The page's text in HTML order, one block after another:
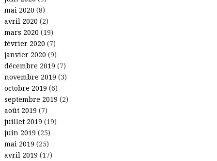
mai 2020 (8)
avril 2020 (2)
mars 2020 (19)
février 2020 (7)
janvier 2020 (9)
décembre 2019 (7)
novembre 2019 (3)
octobre 2019 (6)
septembre 2019 (2)
août 2019 (7)
juillet 2019 (19)
juin 2019 (25)
mai 2019 (25)
avril 2019 (17)